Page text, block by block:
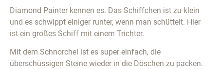
Diamond Painter kennen es. Das Schiffchen ist zu klein
und es schwippt einiger runter, wenn man schüttelt. Hier
ist ein großes Schiff mit einem Trichter.
Mit dem Schnorchel ist es super einfach, die
überschüssigen Steine wieder in die Döschen zu packen.